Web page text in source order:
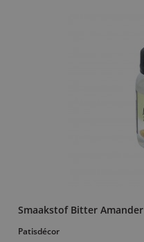
Smaakstof Bitter Amander
Patisdécor